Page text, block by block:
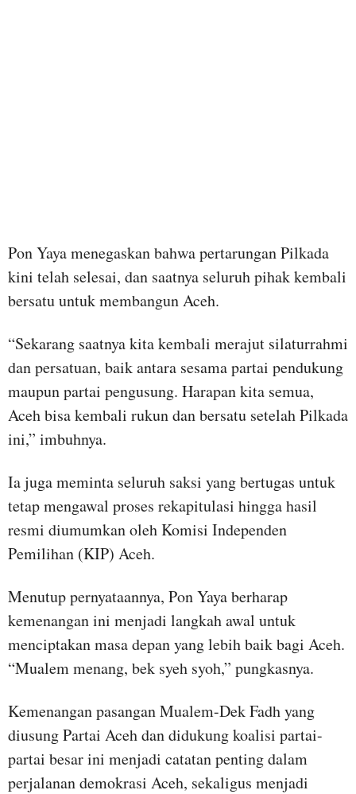
Pon Yaya menegaskan bahwa pertarungan Pilkada
kini telah selesai, dan saatnya seluruh pihak kembali
bersatu untuk membangun Aceh.
“Sekarang saatnya kita kembali merajut silaturrahmi
dan persatuan, baik antara sesama partai pendukung
maupun partai pengusung. Harapan kita semua,
Aceh bisa kembali rukun dan bersatu setelah Pilkada
ini,” imbuhnya.
Ia juga meminta seluruh saksi yang bertugas untuk
tetap mengawal proses rekapitulasi hingga hasil
resmi diumumkan oleh Komisi Independen
Pemilihan (KIP) Aceh.
Menutup pernyataannya, Pon Yaya berharap
kemenangan ini menjadi langkah awal untuk
menciptakan masa depan yang lebih baik bagi Aceh.
“Mualem menang, bek syeh syoh,” pungkasnya.
Kemenangan pasangan Mualem-Dek Fadh yang
diusung Partai Aceh dan didukung koalisi partai-
partai besar ini menjadi catatan penting dalam
perjalanan demokrasi Aceh, sekaligus menjadi